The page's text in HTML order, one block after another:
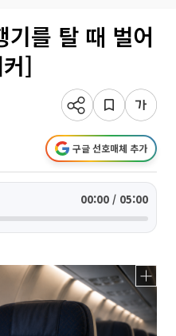
기를 탈 때 벌어
]
구글 선호매체 추가
00:00 / 05:00